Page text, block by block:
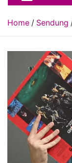
Home Sendung